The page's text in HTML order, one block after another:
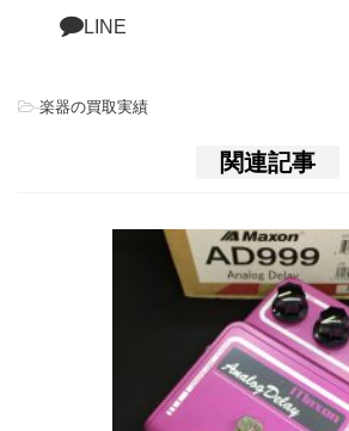
LINE
-楽器の買取実績
関連記事